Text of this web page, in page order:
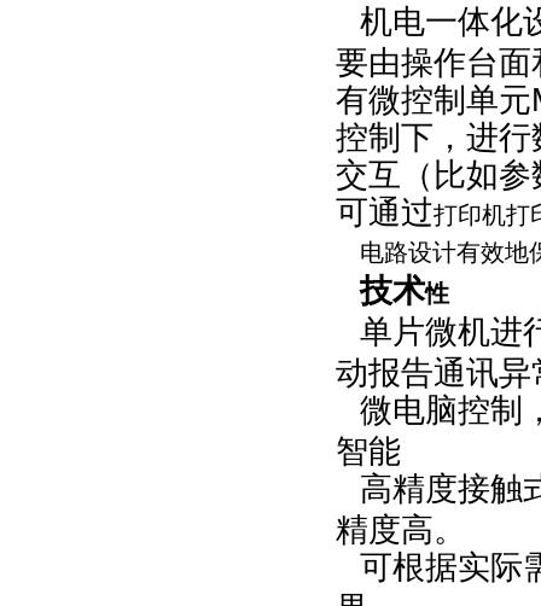
机电一体化
要由操作台
有微控制单
控制下，进
交互（比如
可通过打印机打
电路设计有效地
技术性
单片微机进
动报告通讯
微电脑控制
智能
高精度接触
精度高。
可根据实际